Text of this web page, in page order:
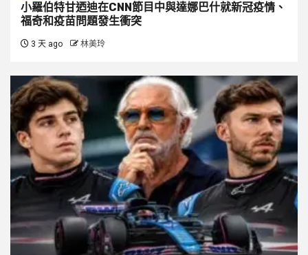
小羅伯特甘迺迪在CNN節目中與達娜巴什就新冠疫情、
福奇和疫苗問題發生衝突
3 天 ago 林美玲